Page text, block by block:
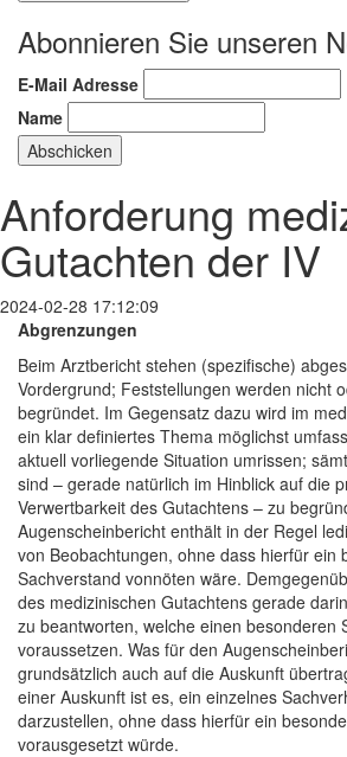
Abonnieren Sie unseren
E-Mail Adresse
Name
Anforderung
Gutachten der IV
2024-02-28 17:12:09
Abgrenzungen
Beim Arztbericht stehen (spezifische)
Vordergrund; Feststellungen werden nicht
begründet. Im Gegensatz dazu wird im
ein klar definiertes Thema möglichst
aktuell vorliegende Situation umrissen;
sind – gerade natürlich im Hinblick auf die
Verwertbarkeit des Gutachtens – zu
Augenscheinbericht enthält in der Regel
von Beobachtungen, ohne dass hierfür ein
Sachverstand vonnöten wäre.
des medizinischen Gutachtens gerade
zu beantworten, welche einen besonderen
voraussetzen. Was für den
grundsätzlich auch auf die Auskunft
einer Auskunft ist es, ein einzelnes
darzustellen, ohne dass hierfür ein
vorausgesetzt würde.